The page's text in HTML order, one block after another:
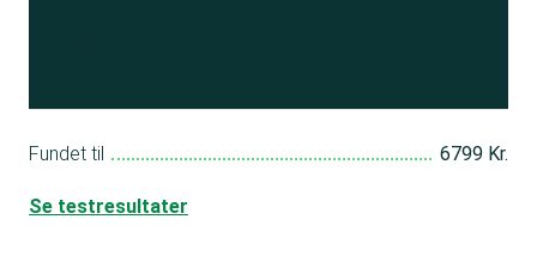
Fundet til 6799 Kr.
Se testresultater